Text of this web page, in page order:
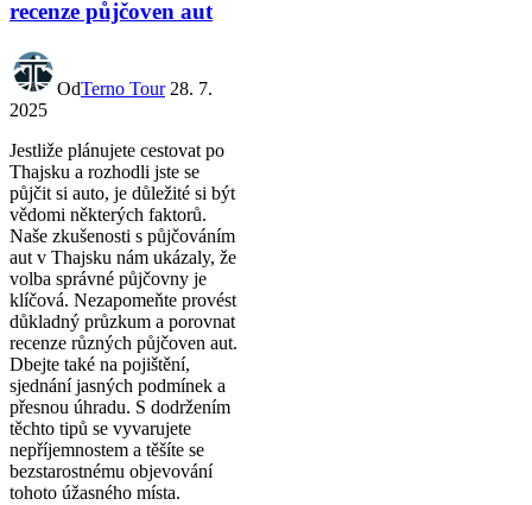
recenze půjčoven aut
OdTerno Tour 28. 7.
2025
Jestliže plánujete cestovat po
Thajsku a rozhodli jste se
půjčit si auto, je důležité si být
vědomi některých faktorů.
Naše zkušenosti s půjčováním
aut v Thajsku nám ukázaly, že
volba správné půjčovny je
klíčová. Nezapomeňte provést
důkladný průzkum a porovnat
recenze různých půjčoven aut.
Dbejte také na pojištění,
sjednání jasných podmínek a
přesnou úhradu. S dodržením
těchto tipů se vyvarujete
nepříjemnostem a těšíte se
bezstarostnému objevování
tohoto úžasného místa.